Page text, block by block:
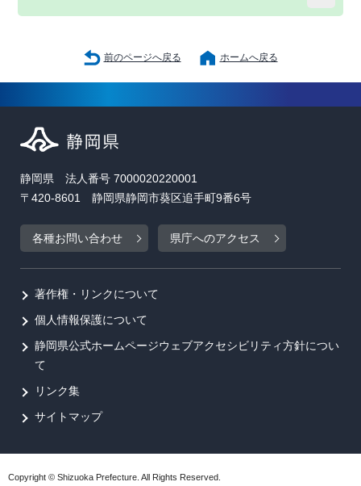
前のページへ戻る ホームへ戻る
静岡県 法人番号 7000020220001
〒420-8601 静岡県静岡市葵区追手町9番6号
各種お問い合わせ 県庁へのアクセス
著作権・リンクについて
個人情報保護について
静岡県公式ホームページウェブアクセシビリティ方針につい
て
リンク集
サイトマップ
Copyright © Shizuoka Prefecture. All Rights Reserved.